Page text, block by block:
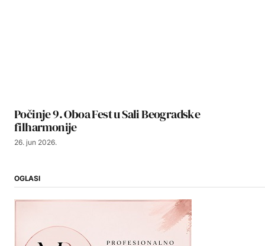
Počinje 9. Oboa Fest u Sali Beogradske
filharmonije
26. jun 2026.
OGLASI